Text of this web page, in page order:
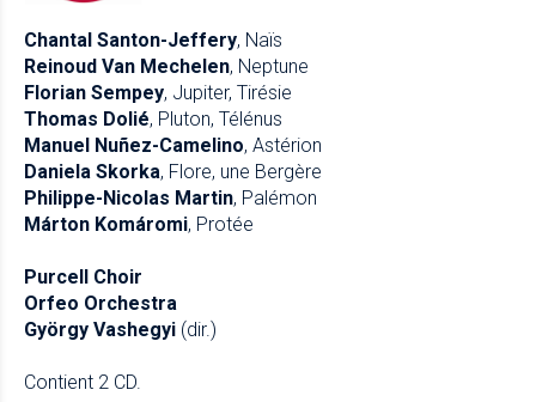
Chantal Santon-Jeffery, Naïs
Reinoud Van Mechelen, Neptune
Florian Sempey, Jupiter, Tirésie
Thomas Dolié, Pluton, Télénus
Manuel Nuñez-Camelino, Astérion
Daniela Skorka, Flore, une Bergère
Philippe-Nicolas Martin, Palémon
Márton Komáromi, Protée
Purcell Choir
Orfeo Orchestra
György Vashegyi (dir.)
Contient 2 CD.